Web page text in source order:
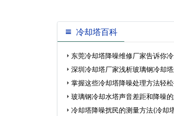
冷却塔百科
东莞冷却塔降噪维修厂家告诉你
深圳冷却塔厂家浅析玻璃钢冷却
玻璃钢冷却…
掌握这些冷却塔降噪处理方法轻
销售需要掌…
玻璃钢冷却水塔声音差距和降噪
… 冷却塔降噪扰民的测量方法(冷却